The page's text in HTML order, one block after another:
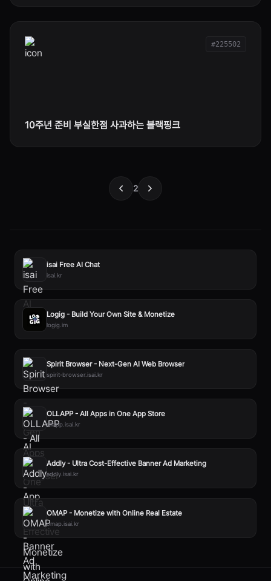
#225502
10주년 준비 부실한점 사과하는 블랙핑크
2
isai Free AI Chat
isai.kr
Logig - Build Your Own Site & Monetize
logig.im
Spirit Browser - Next-Gen AI Web Browser
spirit-browser.isai.kr
OLLAPP - All Apps in One App Store
ollapp.isai.kr
Addly - Ultra Cost-Effective Banner Ad Marketing
addly.isai.kr
OMAP - Monetize with Online Real Estate
omap.isai.kr